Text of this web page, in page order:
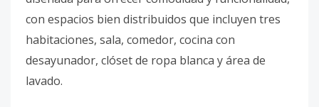
con espacios bien distribuidos que incluyen tres
habitaciones, sala, comedor, cocina con
desayunador, clóset de ropa blanca y área de
lavado.